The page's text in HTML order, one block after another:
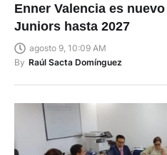
Enner Valencia es
Juniors hasta 2027
agosto 9, 10:09 AM
By Raúl Sacta Domínguez